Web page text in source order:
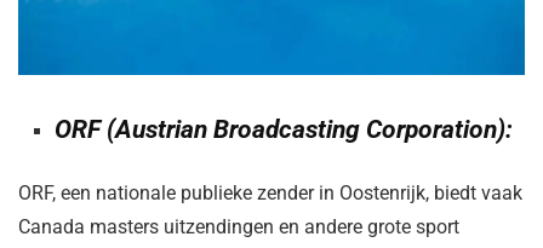
ORF (Austrian Broadcasting Corporation):
ORF, een nationale publieke zender in Oostenrijk, biedt vaak
Canada masters uitzendingen en andere grote sport